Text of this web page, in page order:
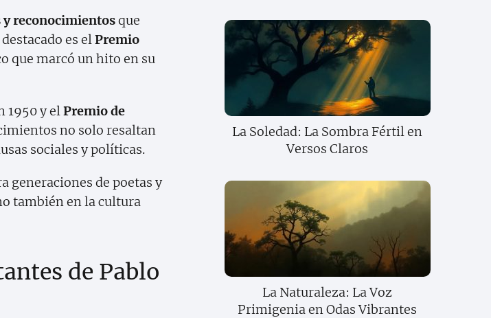
reconocimientosque
es el Premio
que marcó un hito en su
1950 y el Premio de
no solo resaltan
sociales y políticas.
generaciones de poetas y
también en la cultura
de Pablo
La Soledad: La Sombra Fértil en
Versos Claros
La Naturaleza: La Voz
Primigenia en Odas Vibrantes